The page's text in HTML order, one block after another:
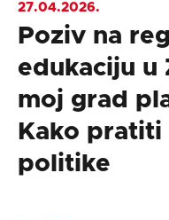
27.04.2026.
Poziv na
edukaciju u
moj grad
Kako
politike